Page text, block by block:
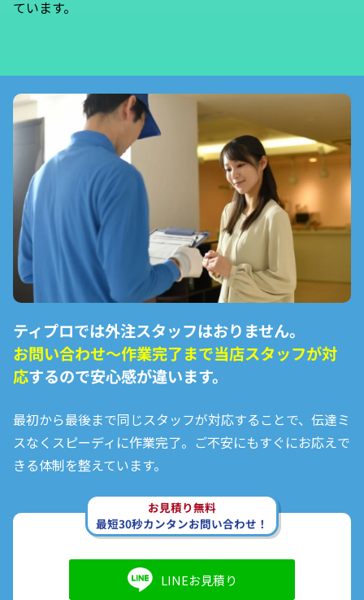
ています。
ティプロでは外注スタッフはおりません。
お問い合わせ〜作業完了まで当店スタッフが対
応するので安心感が違います。
最初から最後まで同じスタッフが対応することで、伝達ミ
スなくスピーディに作業完了。ご不安にもすぐにお応えで
きる体制を整えています。
お見積り無料
最短30秒カンタンお問い合わせ！
LINEお見積り